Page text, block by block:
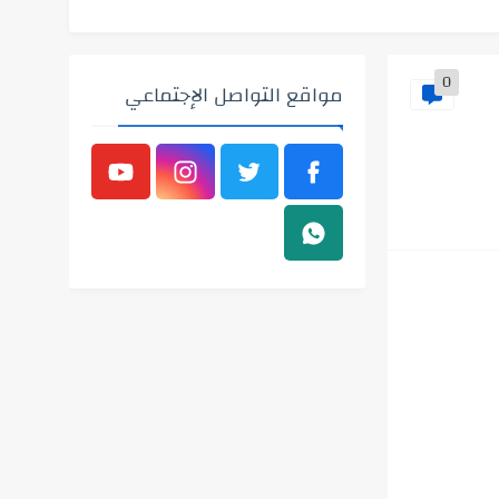
0 مواقع التواصل الإجتماعي